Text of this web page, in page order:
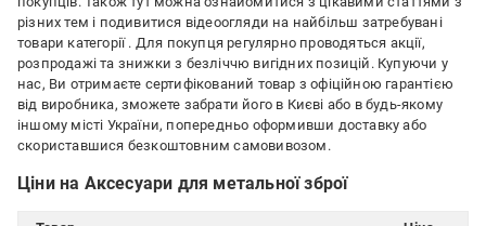
різних тем і подивитися відеоогляди на найбільш затребувані
товари категорії . Для покупця регулярно проводяться акції,
розпродажі та знижки з безліччю вигідних позицій. Купуючи у
нас, Ви отримаєте сертифікований товар з офіційною гарантією
від виробника, зможете забрати його в Києві або в будь-якому
іншому місті України, попередньо оформивши доставку або
скориставшися безкоштовним самовивозом.
Ціни на Аксесуари для метальної зброї